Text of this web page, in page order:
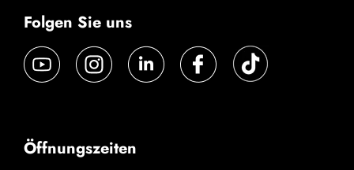
Folgen Sie uns
Öffnungszeiten